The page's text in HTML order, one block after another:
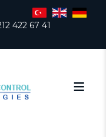
422 67 41